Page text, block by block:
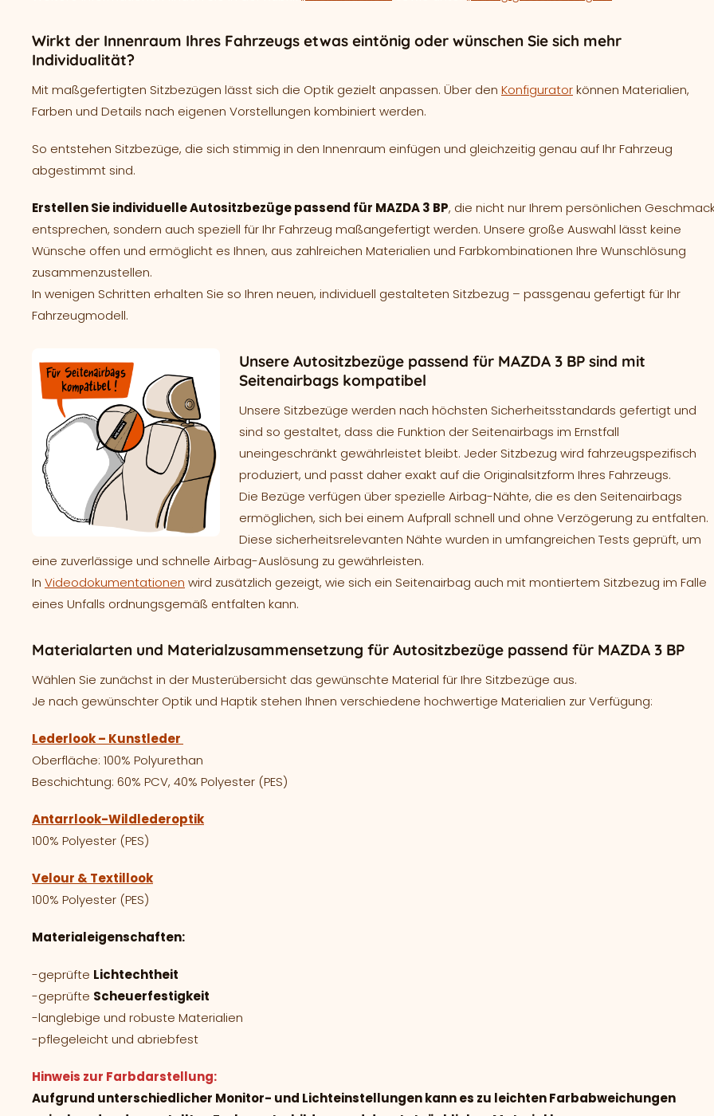
Wirkt der Innenraum Ihres Fahrzeugs etwas eintönig oder wünschen Sie sich mehr
Individualität?
Mit maßgefertigten Sitzbezügen lässt sich die Optik gezielt anpassen. Über den Konfiguratorkönnen Materialien,
Farben und Details nach eigenen Vorstellungen kombiniert werden.
So entstehen Sitzbezüge, die sich stimmig in den Innenraum einfügen und gleichzeitig genau auf Ihr Fahrzeug
abgestimmt sind.
Erstellen Sie individuelle Autositzbezüge passend für MAZDA 3 BP, die nicht nur Ihrem persönlichen
entsprechen, sondern auch speziell für Ihr Fahrzeug maßangefertigt werden. Unsere große Auswahl lässt keine
Wünsche offen und ermöglicht es Ihnen, aus zahlreichen Materialien und Farbkombinationen Ihre Wunschlösung
zusammenzustellen.
In wenigen Schritten erhalten Sie so Ihren neuen, individuell gestalteten Sitzbezug – passgenau gefertigt für Ihr
Fahrzeugmodell.
Unsere Autositzbezüge passend für MAZDA 3 BP sind mit
Seitenairbags kompatibel
Unsere Sitzbezüge werden nach höchsten Sicherheitsstandards gefertigt und
sind so gestaltet, dass die Funktion der Seitenairbags im Ernstfall
uneingeschränkt gewährleistet bleibt. Jeder Sitzbezug wird fahrzeugspezifisch
produziert, und passt daher exakt auf die Originalsitzform Ihres Fahrzeugs.
Die Bezüge verfügen über spezielle Airbag-Nähte, die es den Seitenairbags
ermöglichen, sich bei einem Aufprall schnell und ohne Verzögerung zu entfalten.
Diese sicherheitsrelevanten Nähte wurden in umfangreichen Tests geprüft, um
eine zuverlässige und schnelle Airbag-Auslösung zu gewährleisten.
In Videodokumentationen wird zusätzlich gezeigt, wie sich ein Seitenairbag auch mit montiertem Sitzbezug im Falle
eines Unfalls ordnungsgemäß entfalten kann.
Materialarten und Materialzusammensetzung für Autositzbezüge passend für MAZDA 3 BP
Wählen Sie zunächst in der Musterübersicht das gewünschte Material für Ihre Sitzbezüge aus.
Je nach gewünschter Optik und Haptik stehen Ihnen verschiedene hochwertige Materialien zur Verfügung:
Lederlook – Kunstleder
Oberfläche: 100% Polyurethan
Beschichtung: 60% PCV, 40% Polyester (PES)
Antarrlook-Wildlederoptik
100% Polyester (PES)
Velour & Textillook
100% Polyester (PES)
Materialeigenschaften:
-geprüfte Lichtechtheit
-geprüfte Scheuerfestigkeit
-langlebige und robuste Materialien
-pflegeleicht und abriebfest
Hinweis zur Farbdarstellung:
Aufgrund unterschiedlicher Monitor- und Lichteinstellungen kann es zu leichten Farbabweichungen